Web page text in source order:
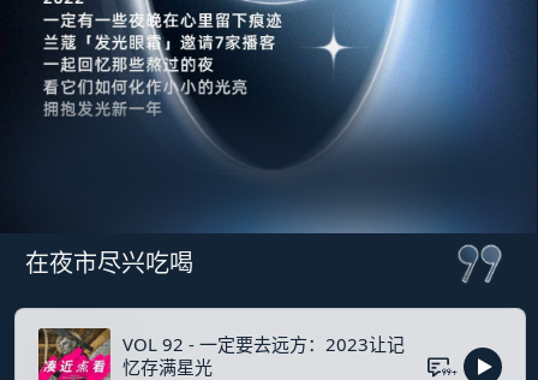
在夜市尽兴吃喝
VOL 92 - 一定要去远方：2023让记
忆存满星光
99+